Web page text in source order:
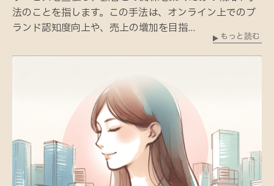
法のことを指します。この手法は、オンライン上でのブ
ランド認知度向上や、売上の増加を目指...
もっと読む